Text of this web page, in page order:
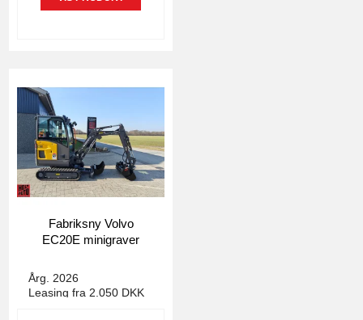
Fabriksny Volvo
EC20E minigraver
Årg. 2026
Leasing fra 2.050 DKK